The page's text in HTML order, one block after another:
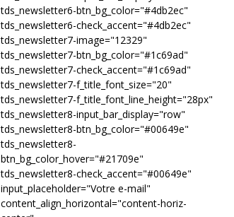
tds_newsletter6-btn_bg_color="#4db2ec"
tds_newsletter6-check_accent="#4db2ec"
tds_newsletter7-image="12329"
tds_newsletter7-btn_bg_color="#1c69ad"
tds_newsletter7-check_accent="#1c69ad"
tds_newsletter7-f_title_font_size="20"
tds_newsletter7-f_title_font_line_height="28px"
tds_newsletter8-input_bar_display="row"
tds_newsletter8-btn_bg_color="#00649e"
tds_newsletter8-
btn_bg_color_hover="#21709e"
tds_newsletter8-check_accent="#00649e"
input_placeholder="Votre e-mail"
content_align_horizontal="content-horiz-